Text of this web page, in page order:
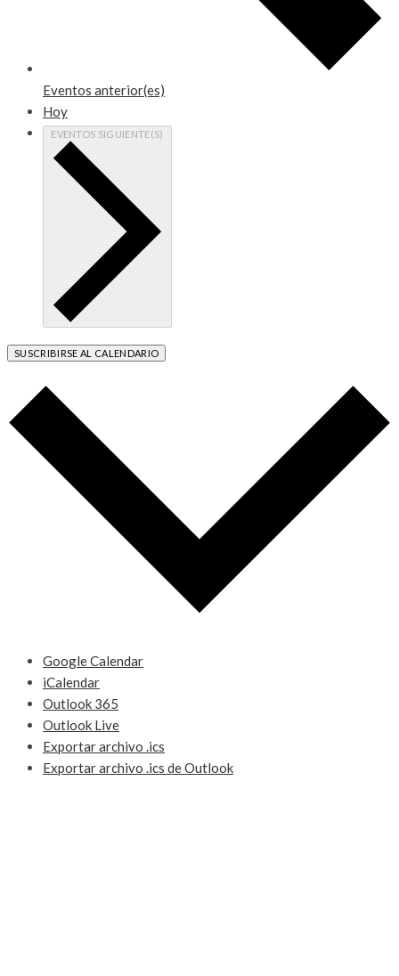
Eventos anterior(es)
Hoy
EVENTOS SIGUIENTE(S)
SUSCRIBIRSE AL CALENDARIO
Google Calendar
iCalendar
Outlook 365
Outlook Live
Exportar archivo .ics
Exportar archivo .ics de Outlook